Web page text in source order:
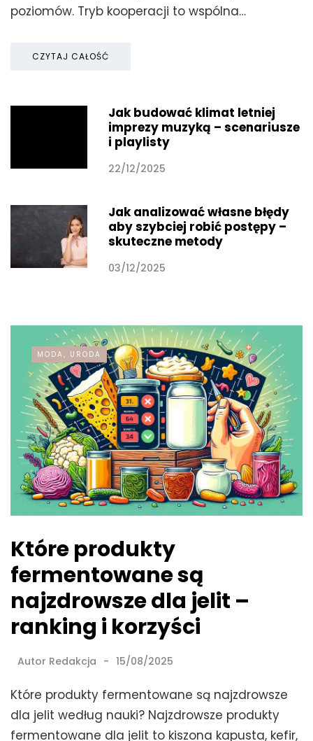
poziomów. Tryb kooperacji to wspólna…
CZYTAJ CAŁOŚĆ
Jak budować klimat letniej
imprezy muzyką – scenariusze
i playlisty
22/12/2025
Jak analizować własne błędy
aby szybciej robić postępy –
skuteczne metody
03/12/2025
MODA, URODA
Które produkty
fermentowane są
najzdrowsze dla jelit –
ranking i korzyści
Autor Redakcja 15/08/2025
Które produkty fermentowane są najzdrowsze
dla jelit według nauki? Najzdrowsze produkty
fermentowane dla jelit to kiszona kapusta, kefir,